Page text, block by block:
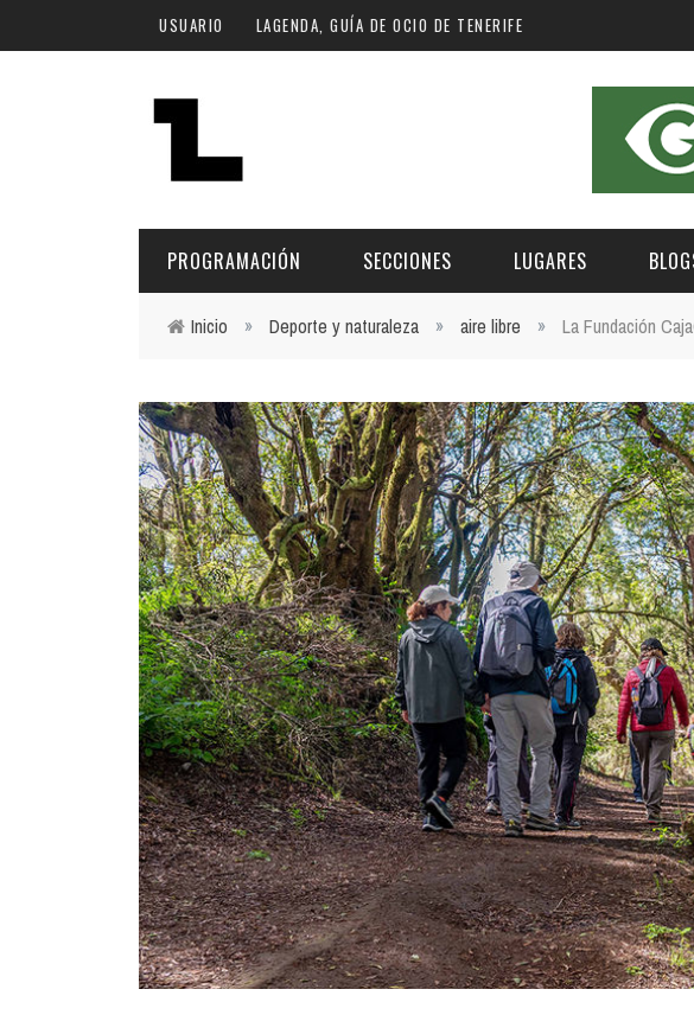
Pasar al contenido principal
USUARIO LAGENDA, GUÍA DE OCIO DE TENERIFE
PROGRAMACIÓN
Hoy
Plan Finde
Norte
Sur
Santa Cruz | La
Islas
SECCIONES
ESCÉNICAS
CULTURA
GASTRONOMÍA
INFANTIL
LUGARES
SALAS Y AUDITORIOS
ESPACIOS CULTURALES
NOCHE
LOCALES CON
COMERCIO
GASTRO
FORMATIVO
Inicio » Deporte y naturaleza » aire libre » La Fundación